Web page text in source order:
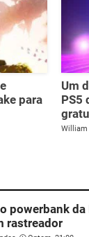
para
Um
PS5
William
powerbank
rastreador